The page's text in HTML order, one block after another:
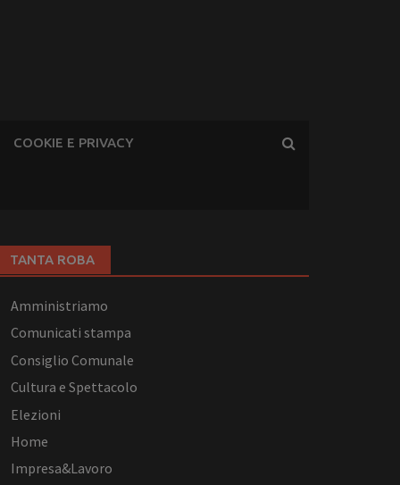
COOKIE E PRIVACY
TANTA ROBA
Amministriamo
Comunicati stampa
Consiglio Comunale
Cultura e Spettacolo
Elezioni
Home
Impresa&Lavoro